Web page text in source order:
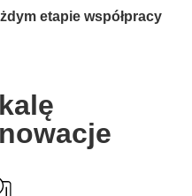
etapie współpracy